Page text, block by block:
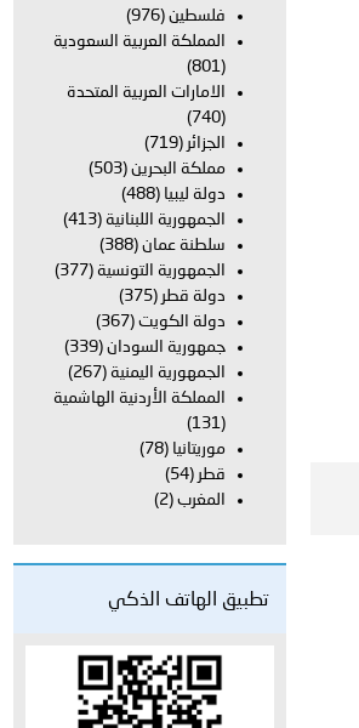
تنظم حملة للتبرع بالدم في منطقة الظفرة تعزيزا للمسؤولية
الأميريين معالي النائب الأول لرئيس مجلس الوزراء
العام..
أعمال الاجتماع الثالث عشر للجنة رؤساء الاتحادات الرياضية
عشر للمسؤولين عن الأمن السياحي 2026.
فلسطين(976)
المملكة العربية السعودية
(801)
الامارات العربية المتحدة
(740)
الجزائر (719)
مملكة البحرين (503)
دولة ليبيا (488)
الجمهورية اللبنانية (413)
سلطنة عمان (388)
الجمهورية التونسية (377)
دولة قطر (375)
دولة الكويت (367)
جمهورية السودان (339)
الجمهورية اليمنية (267)
المملكة الأردنية الهاشمية
(131)
موريتانيا (78)
قطر (54)
المغرب (2)
تطبيق الهاتف الذكي